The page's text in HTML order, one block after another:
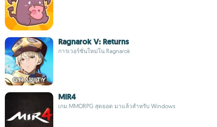
Ragnarok V: Returns
การเวอร์ชั่นใหม่ใน Ragnarok
MIR4
เกม MMORPG สุดยอด มาแล้วสำหรับ Windows